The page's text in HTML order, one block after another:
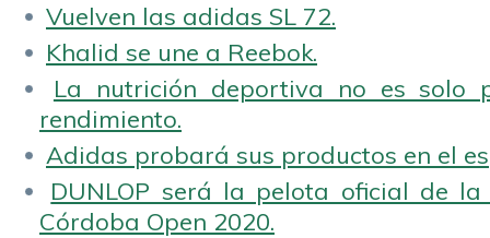
Vuelven las adidas SL 72.
Khalid se une a Reebok.
La nutrición deportiva no es solo
rendimiento.
Adidas probará sus productos en el
DUNLOP será la pelota oficial de
Córdoba Open 2020.